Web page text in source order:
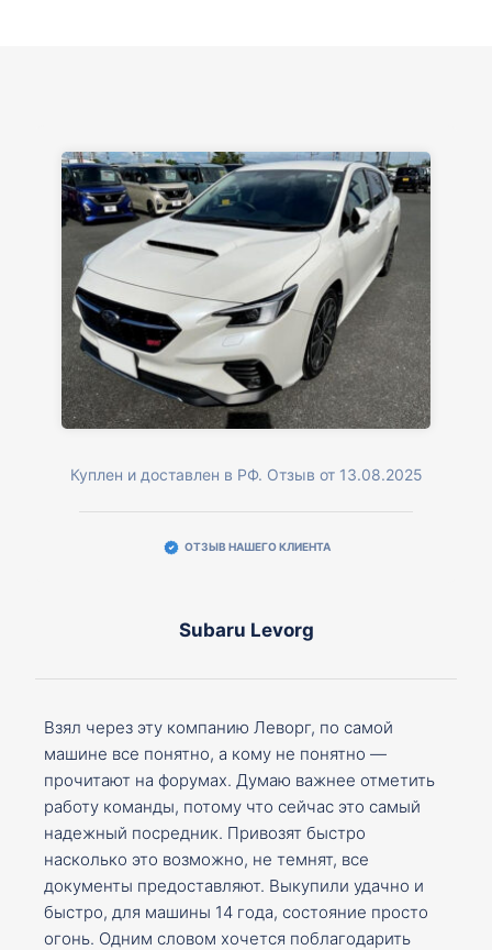
Куплен и доставлен в РФ. Отзыв от 13.08.2025
ОТЗЫВ НАШЕГО КЛИЕНТА
Subaru Levorg
Взял через эту компанию Леворг, по самой
машине все понятно, а кому не понятно —
прочитают на форумах. Думаю важнее отметить
работу команды, потому что сейчас это самый
надежный посредник. Привозят быстро
насколько это возможно, не темнят, все
документы предоставляют. Выкупили удачно и
быстро, для машины 14 года, состояние просто
огонь. Одним словом хочется поблагодарить